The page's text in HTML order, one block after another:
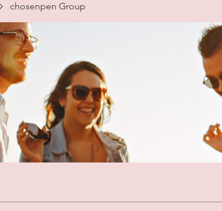
chosenpen Group